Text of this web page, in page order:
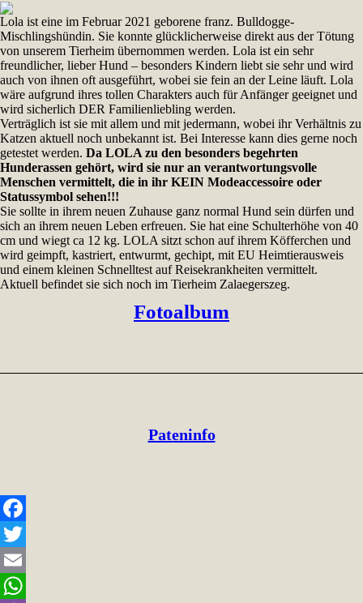
Lola ist eine im Februar 2021 geborene franz. Bulldogge-
Mischlingshündin. Sie konnte glücklicherweise direkt aus der Tötung
von unserem Tierheim übernommen werden. Lola ist ein sehr
freundlicher, lieber Hund – besonders Kindern liebt sie sehr und wird
auch von ihnen oft ausgeführt, wobei sie fein an der Leine läuft. Lola
wäre aufgrund ihres tollen Charakters auch für Anfänger geeignet und
wird sicherlich DER Familienliebling werden.
Verträglich ist sie mit allem und mit jedermann, wobei ihr Verhältnis zu
Katzen aktuell noch unbekannt ist. Bei Interesse kann dies gerne noch
getestet werden. Da LOLA zu den besonders begehrten
Hunderassen gehört, wird sie nur an verantwortungsvolle
Menschen vermittelt, die in ihr KEIN Modeaccessoire oder
Statussymbol sehen!!!
Sie sollte in ihrem neuen Zuhause ganz normal Hund sein dürfen und
sich an ihrem neuen Leben erfreuen. Sie hat eine Schulterhöhe von 40
cm und wiegt ca 12 kg. LOLA sitzt schon auf ihrem Köfferchen und
wird geimpft, kastriert, entwurmt, gechipt, mit EU Heimtierausweis
und einem kleinen Schnelltest auf Reisekrankheiten vermittelt.
Aktuell befindet sie sich noch im Tierheim Zalaegerszeg.
Fotoalbum
Pateninfo
Facebook
Twitter
Email